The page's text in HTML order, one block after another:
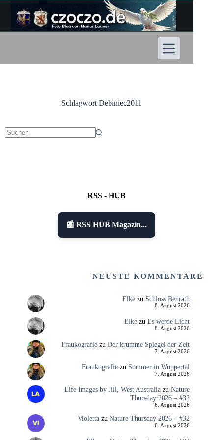
Inhalt
springen
Schlagwort Debiniec2011
RSS - HUB
📰 RSS HUB Magazin...
NEUSTE KOMMENTARE
Elkezu Schloss Benrath
8. August 2026
Elkezu Es werde Licht
8. August 2026
Fraukografiezu Der krumme Spiegel der Zeit
7. August 2026
Fraukografiezu Sommer in Wuppertal
7. August 2026
Life Images by Jill, West Australiazu Nature
Thursday 2026 – #32
6. August 2026
Violettazu Nature Thursday 2026 – #32
6. August 2026